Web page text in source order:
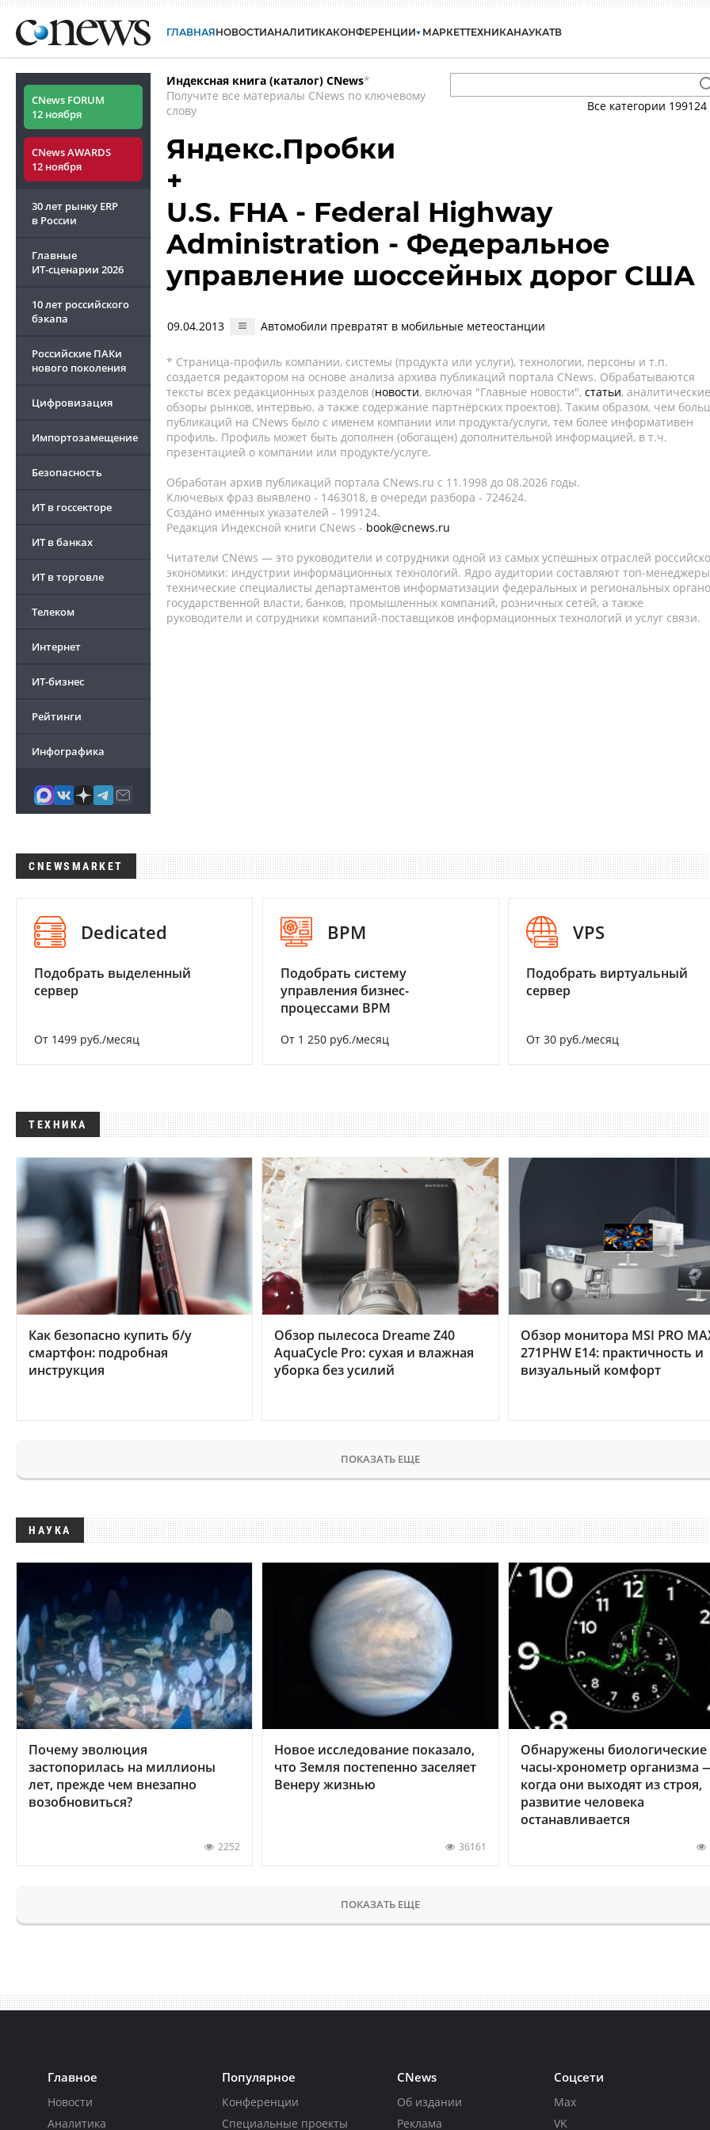
ГЛАВНАЯНОВОСТИАНАЛИТИКАКОНФЕРЕНЦИИ МАРКЕТТЕХНИКАНАУКАТВ
CNews FORUM
12 ноября
CNews AWARDS
12 ноября
30 лет рынку ERP
в России
Главные
ИТ-сценарии 2026
10 лет российского
бэкапа
Российские ПАКи
нового поколения
Цифровизация
Импортозамещение
Безопасность
ИТ в госсекторе
ИТ в банках
ИТ в торговле
Телеком
Интернет
ИТ-бизнес
Рейтинги
Инфографика
Индексная книга (каталог) CNews*
Получите все материалы CNews по ключевому
слову
Все категории 199124
Яндекс.Пробки
+
U.S. FHA - Federal Highway
Administration - Федеральное
управление шоссейных дорог США
09.04.2013 Автомобили превратят в мобильные метеостанции
* Страница-профиль компании, системы (продукта или услуги), технологии, персоны и т.п.
создается редактором на основе анализа архива публикаций портала CNews. Обрабатываются
тексты всех редакционных разделов (новости, включая "Главные новости", статьи, аналитические
обзоры рынков, интервью, а также содержание партнёрских проектов). Таким образом, чем
публикаций на CNews было с именем компании или продукта/услуги, тем более информативен
профиль. Профиль может быть дополнен (обогащен) дополнительной информацией, в т.ч.
презентацией о компании или продукте/услуге.
Обработан архив публикаций портала CNews.ru c 11.1998 до 08.2026 годы.
Ключевых фраз выявлено - 1463018, в очереди разбора - 724624.
Создано именных указателей - 199124.
Редакция Индексной книги CNews - book@cnews.ru
Читатели CNews — это руководители и сотрудники одной из самых успешных отраслей
экономики: индустрии информационных технологий. Ядро аудитории составляют топ-
технические специалисты департаментов информатизации федеральных и региональных
государственной власти, банков, промышленных компаний, розничных сетей, а также
руководители и сотрудники компаний-поставщиков информационных технологий и услуг связи.
CNEWSMARKET
Dedicated
Подобрать выделенный
сервер
От 1499 руб./месяц
BPM
Подобрать систему
управления бизнес-
процессами BPM
От 1 250 руб./месяц
VPS
Подобрать виртуальный
сервер
От 30 руб./месяц
ТЕХНИКА
Как безопасно купить б/у
смартфон: подробная
инструкция
Обзор пылесоса Dreame Z40
AquaCycle Pro: сухая и влажная
уборка без усилий
Обзор монитора MSI PRO
271PHW E14: практичность и
визуальный комфорт
ПОКАЗАТЬ ЕЩЕ
НАУКА
Почему эволюция
застопорилась на миллионы
лет, прежде чем внезапно
возобновиться?
2252
Новое исследование показало,
что Земля постепенно заселяет
Венеру жизнью
36161
Обнаружены биологические
часы-хронометр организма
когда они выходят из строя,
развитие человека
останавливается
ПОКАЗАТЬ ЕЩЕ
Главное
Новости
Аналитика
Популярное
Конференции
Специальные проекты
CNews
Об издании
Реклама
Соцсети
Max
VK